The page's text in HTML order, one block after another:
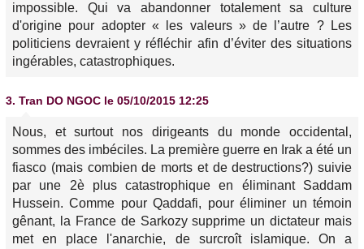
impossible. Qui va abandonner totalement sa culture
d'origine pour adopter « les valeurs » de l’autre ? Les
politiciens devraient y réfléchir afin d’éviter des situations
ingérables, catastrophiques.
3. Tran DO NGOC le 05/10/2015 12:25
Nous, et surtout nos dirigeants du monde occidental,
sommes des imbéciles. La première guerre en Irak a été un
fiasco (mais combien de morts et de destructions?) suivie
par une 2è plus catastrophique en éliminant Saddam
Hussein. Comme pour Qaddafi, pour éliminer un témoin
gênant, la France de Sarkozy supprime un dictateur mais
met en place l'anarchie, de surcroît islamique. On a